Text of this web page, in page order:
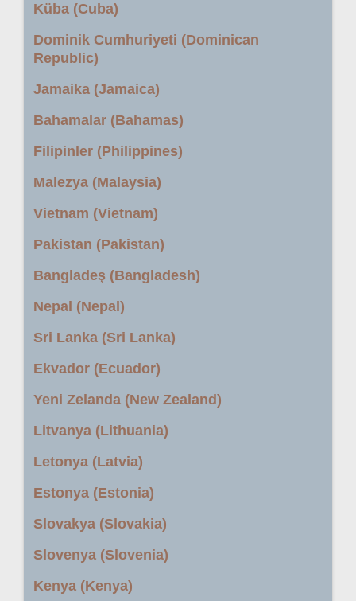
Küba (Cuba)
Dominik Cumhuriyeti (Dominican
Republic)
Jamaika (Jamaica)
Bahamalar (Bahamas)
Filipinler (Philippines)
Malezya (Malaysia)
Vietnam (Vietnam)
Pakistan (Pakistan)
Bangladeş (Bangladesh)
Nepal (Nepal)
Sri Lanka (Sri Lanka)
Ekvador (Ecuador)
Yeni Zelanda (New Zealand)
Litvanya (Lithuania)
Letonya (Latvia)
Estonya (Estonia)
Slovakya (Slovakia)
Slovenya (Slovenia)
Kenya (Kenya)